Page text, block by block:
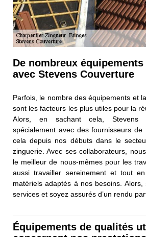
De nombreux
avec Stevens Couverture
Parfois, le nombre des équipements et
sont les facteurs les plus utiles pour la
Alors, en sachant cela, Stevens
spécialement avec des fournisseurs
cela depuis nos débuts dans le
zinguerie. Avec ses collaborateurs,
le meilleur de nous-mêmes pour les
aussi travailler sereinement et tout
matériels adaptés à nos besoins.
services et soyez assurés d’un rendu
Équipements de qualités